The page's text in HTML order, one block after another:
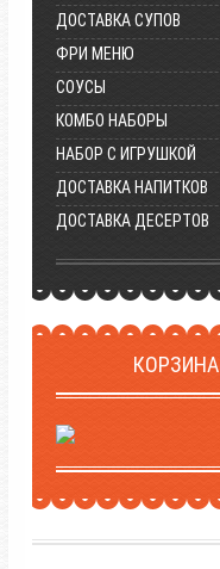
ДОСТАВКА СУПОВ
ФРИ МЕНЮ
СОУСЫ
КОМБО НАБОРЫ
НАБОР С ИГРУШКОЙ
ДОСТАВКА НАПИТКОВ
ДОСТАВКА ДЕСЕРТОВ
КОРЗИНА